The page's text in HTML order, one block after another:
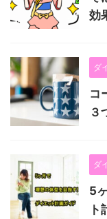
効
ダ
コ
３
ダ
5